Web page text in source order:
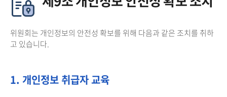
위원회는 개인정보의 안전성 확보를 위해 다음과 같은 조치를 취하
고 있습니다.
1. 개인정보 취급자 교육